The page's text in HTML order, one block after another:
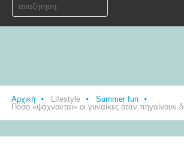
Αρχική Lifestyle
Summer fun
Πόσο «ψάχνονται» οι γυναίκες όταν πηγαίνουν